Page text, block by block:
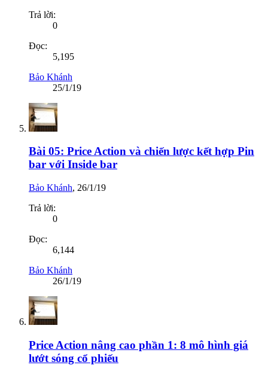
Trả lời:
0
Đọc:
5,195
Bảo Khánh
25/1/19
Bài 05: Price Action và chiến lược kết hợp Pin
bar với Inside bar
Bảo Khánh, 26/1/19
Trả lời:
0
Đọc:
6,144
Bảo Khánh
26/1/19
Price Action nâng cao phần 1: 8 mô hình giá
lướt sóng cổ phiếu